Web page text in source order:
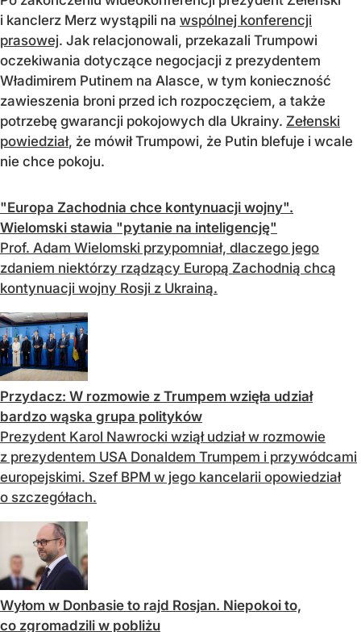
i kanclerz Merz wystąpili na wspólnej konferencji
prasowej. Jak relacjonowali, przekazali Trumpowi
oczekiwania dotyczące negocjacji z prezydentem
Władimirem Putinem na Alasce, w tym konieczność
zawieszenia broni przed ich rozpoczęciem, a także
potrzebę gwarancji pokojowych dla Ukrainy. Zełenski
powiedział, że mówił Trumpowi, że Putin blefuje i wcale
nie chce pokoju.
"Europa Zachodnia chce kontynuacji wojny".
Wielomski stawia "pytanie na inteligencję"
Prof. Adam Wielomski przypomniał, dlaczego jego
zdaniem niektórzy rządzący Europą Zachodnią chcą
kontynuacji wojny Rosji z Ukrainą.
Przydacz: W rozmowie z Trumpem wzięła udział
bardzo wąska grupa polityków
Prezydent Karol Nawrocki wziął udział w rozmowie
z prezydentem USA Donaldem Trumpem i przywódcami
europejskimi. Szef BPM w jego kancelarii opowiedział
o szczegółach.
Wyłom w Donbasie to rajd Rosjan. Niepokoi to,
co zgromadzili w pobliżu